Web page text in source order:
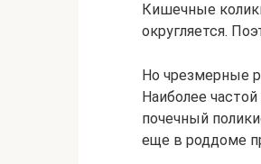
Кишечные
округляется.
Но чрезмерные
Наиболее
почечный
еще в роддоме